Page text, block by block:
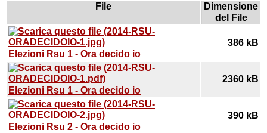
File
Dimensione
del File
Elezioni Rsu 1 - Ora decido io
386 kB
Elezioni Rsu 1 - Ora decido io
2360 kB
Elezioni Rsu 2 - Ora decido io
390 kB